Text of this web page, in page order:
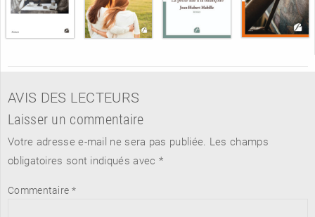
AVIS DES LECTEURS
Laisser un commentaire
Votre adresse e-mail ne sera pas publiée. Les champs
obligatoires sont indiqués avec *
Commentaire *